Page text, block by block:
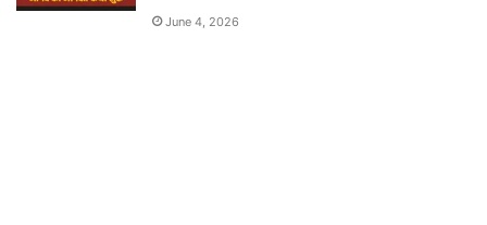
June 4, 2026